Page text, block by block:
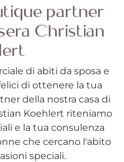
partner
Christian
di abiti da sposa e
di ottenere la tua
della nostra casa di
Koehlert riteniamo
e la tua consulenza
che cercano l'abito
speciali.